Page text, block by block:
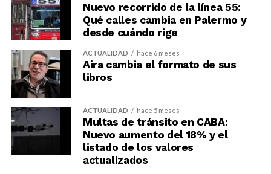
Nuevo recorrido de la línea 55:
Qué calles cambia en Palermo y
desde cuándo rige
ACTUALIDAD hace 6 meses
Aira cambia el formato de sus
libros
ACTUALIDAD hace 5 meses
Multas de tránsito en CABA:
Nuevo aumento del 18% y el
listado de los valores
actualizados